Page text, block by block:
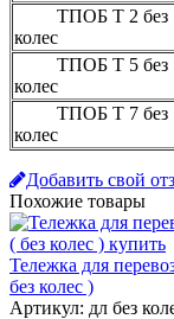
ТПОБ Т 2 без
колес
ТПОБ Т 5 без
колес
ТПОБ Т 7 без
колес
Добавить свой
Похожие товары
Тележка для
без колес )
Артикул: дл без